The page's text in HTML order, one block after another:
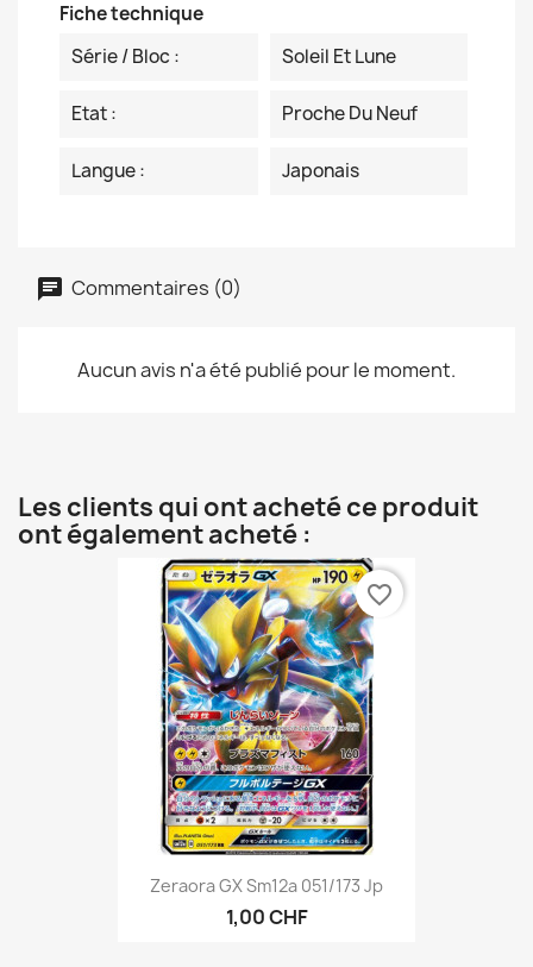
Fiche technique
Série / Bloc :
Soleil Et Lune
Etat : Proche Du Neuf
Langue : Japonais
Commentaires (0)
Aucun avis n'a été publié pour le moment.
Les clients qui ont acheté ce produit
ont également acheté :
Zeraora GX Sm12a 051/173 Jp
1,00 CHF
favorite_border